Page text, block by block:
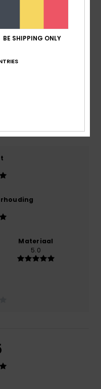
dit product aan
Materiaal
5.0
BE SHIPPING ONLY